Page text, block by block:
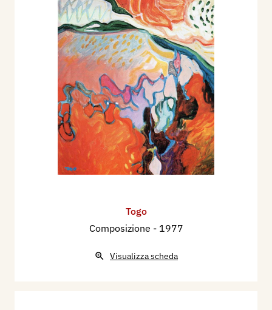
Togo
Composizione - 1977
Visualizza scheda